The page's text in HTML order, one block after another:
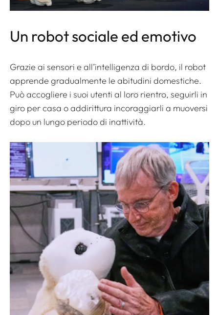
Un robot sociale ed emotivo
Grazie ai sensori e all’intelligenza di bordo, il robot
apprende gradualmente le abitudini domestiche.
Può accogliere i suoi utenti al loro rientro, seguirli in
giro per casa o addirittura incoraggiarli a muoversi
dopo un lungo periodo di inattività.